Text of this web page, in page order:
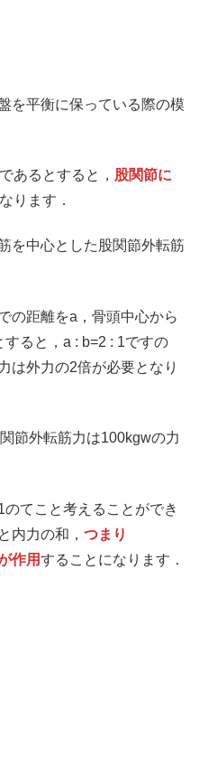
を平衡に保っている際の模
あるとすると， 股関節に
ります．
を中心とした股関節外転筋
の距離をa，骨頭中心から
ると，a : b=2 : 1ですの
は外力の2倍が必要となり
節外転筋力は100kgwの力
てこと考えることができ
内力の和， つまり
作用することになります．